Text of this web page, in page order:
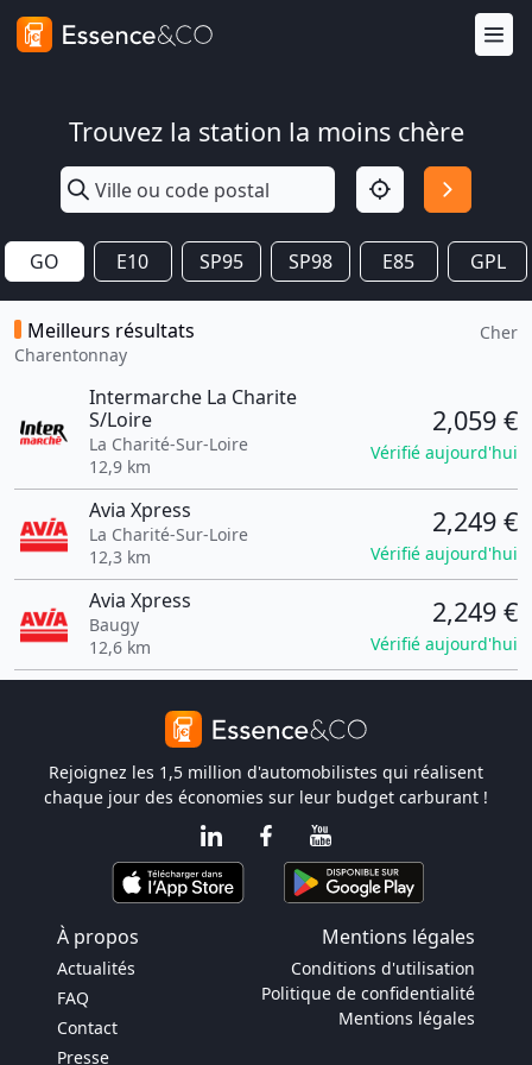
Trouvez la station la moins chère
GO E10 SP95 SP98 E85 GPL
Meilleurs résultats
Charentonnay
Cher
Intermarche La Charite
S/Loire
La Charité-Sur-Loire
12,9 km
2,059 €
Vérifié aujourd'hui
Avia Xpress
La Charité-Sur-Loire
12,3 km
2,249 €
Vérifié aujourd'hui
Avia Xpress
Baugy
12,6 km
2,249 €
Vérifié aujourd'hui
Rejoignez les 1,5 million d'automobilistes qui réalisent
chaque jour des économies sur leur budget carburant !
À propos Mentions légales
Actualités
FAQ
Contact
Presse
Conditions d'utilisation
Politique de confidentialité
Mentions légales